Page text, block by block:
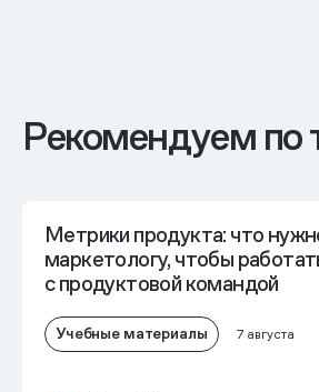
Рекомендуем по
Метрики продукта: что
маркетологу, чтобы
с продуктовой командой
Учебные материалы 7 августа